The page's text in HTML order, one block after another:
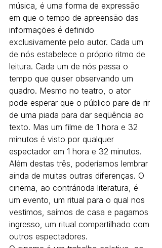
música, é uma forma de expressão
em que o tempo de apreensão das
informações é definido
exclusivamente pelo autor. Cada um
de nós estabelece o próprio ritmo de
leitura. Cada um de nós passa o
tempo que quiser observando um
quadro. Mesmo no teatro, o ator
pode esperar que o público pare de rir
de uma piada para dar seqüência ao
texto. Mas um filme de 1 hora e 32
minutos é visto por qualquer
espectador em 1 hora e 32 minutos.
Além destas três, poderíamos lembrar
ainda de muitas outras diferenças. O
cinema, ao contrárioda literatura, é
um evento, um ritual para o qual nos
vestimos, saímos de casa e pagamos
ingresso, um ritual compartilhado com
outros espectadores.